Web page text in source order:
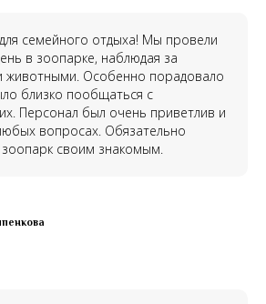
семейного отдыха! Мы провели
в зоопарке, наблюдая за
животными. Особенно порадовало
близко пообщаться с
Персонал был очень приветлив и
вопросах. Обязательно
своим знакомым.